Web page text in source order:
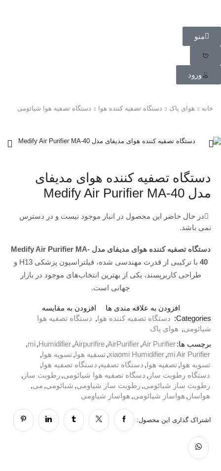
منو
ورود
خانه هوای پاک دستگاه تصفیه کننده هوا دستگاه تصفیه هوا شیائومی
دستگاه تصفیه کننده هوای مدیفای
مدل Medify Air Purifier MA-40
در حال حاضر این محصول در انبار موجود نیست و در دسترس
نمی باشد.
دستگاه تصفیه کننده هوای مدیفای مدل Medify Air Purifier MA-
40
با ترکیبی از قدرت مهندسی شده، فیلتراسیون پزشکی H13 و
طراحی کاربرپسند، یکی از بهترین انتخاب‌های موجود در بازار
جهانی است.
افزودن به علاقه مندی ها
افزودن به مقایسه
Categories:
دستگاه تصفیه کننده هوا , دستگاه تصفیه هوا
شیائومی, هوای پاک
برچسب ها:Air Purifier
,
AirPurifier
,
Airpurifire
,
Humidifier
,
mi
,
mi Air Purifier
,
xiaomi Humidifier
,تسفیه هوا ,تسويه هوا ,
تسویه هوا ,تصفيه هوا , دستگاه تصفیه, دستگاه تصفیه هوا ,
دستگاه رطوبت ساز , دسگاه تصفیه هوا شیائومی,رطوبت ساز ,
رطوبت ساز شیائومی,رطوبت ساز شیاومی, شیائومی, می,
هواساز , هواساز شیائومی, هواساز شیاومی
اشتراک گذاری این محصول: